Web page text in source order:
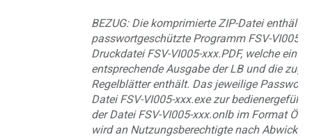
BEZUG: Die komprimierte ZIP-Datei enthält
passwortgeschützte Programm FSV-VI005-
Druckdatei FSV-VI005-xxx.PDF, welche ein
entsprechende Ausgabe der LB und die
Regelblätter enthält. Das jeweilige Passwort
Datei FSV-VI005-xxx.exe zur
der Datei FSV-VI005-xxx.onlb im Format
wird an Nutzungsberechtigte nach